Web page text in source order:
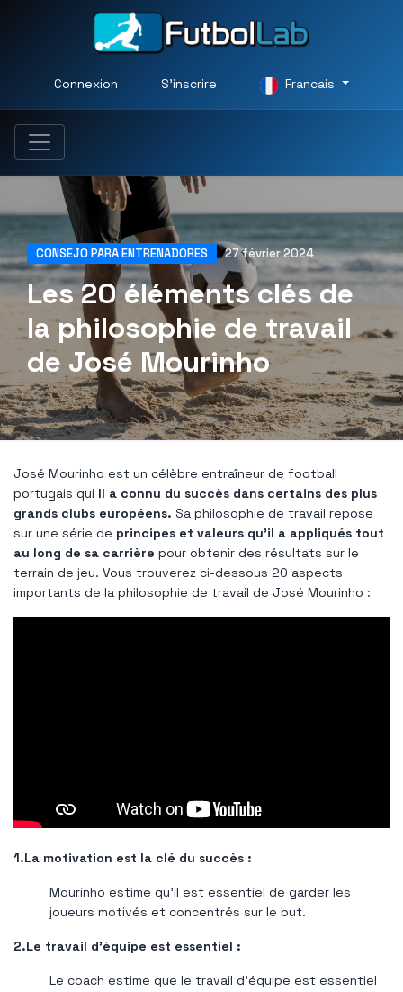
Connexion S'inscrire Francais
CONSEJO PARA ENTRENADORES 27 février 2024
Les 20 éléments clés de
la philosophie de travail
de José Mourinho
José Mourinho est un célèbre entraîneur de football
portugais qui Il a connu du succès dans certains des plus
grands clubs européens. Sa philosophie de travail repose
sur une série de principes et valeurs qu'il a appliqués tout
au long de sa carrière pour obtenir des résultats sur le
terrain de jeu. Vous trouverez ci-dessous 20 aspects
importants de la philosophie de travail de José Mourinho :
1.La motivation est la clé du succès :
Mourinho estime qu'il est essentiel de garder les
joueurs motivés et concentrés sur le but.
2.Le travail d’équipe est essentiel :
Le coach estime que le travail d’équipe est essentiel